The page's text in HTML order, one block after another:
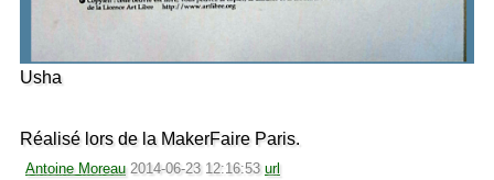
Usha
Réalisé lors de la MakerFaire Paris.
Antoine Moreau 2014-06-23 12:16:53 url